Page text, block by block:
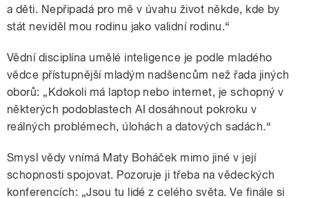
a děti. Nepřipadá pro mě v úvahu život někde, kde by
stát neviděl mou rodinu jako validní rodinu.“
Vědní disciplína umělé inteligence je podle mladého
vědce přístupnější mladým nadšencům než řada jiných
oborů: „Kdokoli má laptop nebo internet, je schopný v
některých podoblastech AI dosáhnout pokroku v
reálných problémech, úlohách a datových sadách.“
Smysl vědy vnímá Maty Boháček mimo jiné v její
schopnosti spojovat. Pozoruje ji třeba na vědeckých
konferencích: „Jsou tu lidé z celého světa. Ve finále si